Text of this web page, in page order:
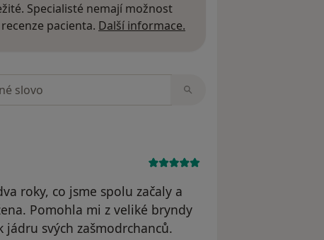
Specialisté nemají možnost
pacienta. Další informace.
roky, co jsme spolu začaly a
Pomohla mi z veliké bryndy
jádru svých zašmodrchanců.